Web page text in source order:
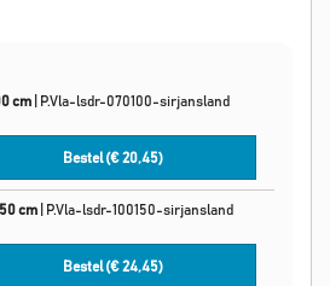
cm P.Vla-lsdr-070100-sirjansland
Bestel (€20,45)
cm P.Vla-lsdr-100150-sirjansland
Bestel (€24,45)